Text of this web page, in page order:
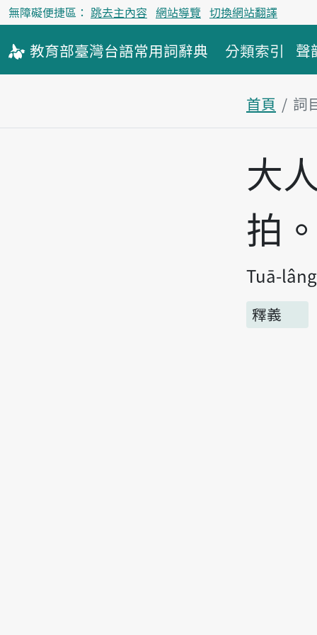
無障礙便捷區： 跳去主內容 網站導覽 切換網站翻譯
教育部臺灣台語常用詞辭典 分類索引 聲
首頁 詞
主內容區
大
拍
Tuā-
釋義